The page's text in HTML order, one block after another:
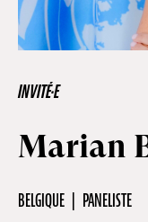
Hors-Festival
INVITÉ·E
Marian
BELGIQUE PANELISTE